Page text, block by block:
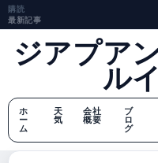
購読
最新記事
ジアプア
ル
ホ
ー
ム
天
気
会社
概要
ブ
ロ
グ